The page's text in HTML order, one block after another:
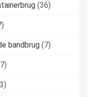
(36)
bandbrug (7)